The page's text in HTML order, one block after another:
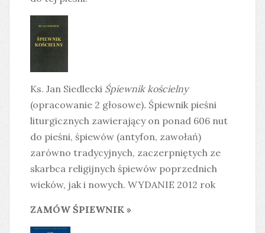
Ks. Jan Siedlecki Śpiewnik kościelny
(opracowanie 2 głosowe). Śpiewnik pieśni
liturgicznych zawierający on ponad 606 nut
do pieśni, śpiewów (antyfon, zawołań)
zarówno tradycyjnych, zaczerpniętych ze
skarbca religijnych śpiewów poprzednich
wieków, jak i nowych. WYDANIE 2012 rok
ZAMÓW ŚPIEWNIK »